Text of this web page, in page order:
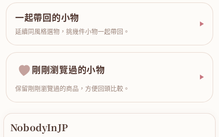
一起帶回的小物
延續同風格選物，挑幾件小物一起帶回。
剛剛瀏覽過的小物
保留剛剛瀏覽過的商品，方便回頭比較。
NobodyInJP